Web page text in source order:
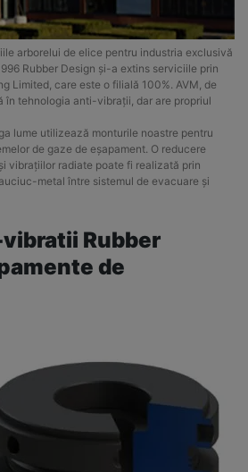
arborelui de elice pentru industria exclusivă
Rubber Design și-a extins serviciile prin
Limited, care este o filială 100%. AVM, de
în tehnologia anti-vibrații, dar are propriul
lume utilizează monturile noastre pentru
de gaze de eșapament. O reducere
vibrațiilor radiate poate fi realizată prin
metal între sistemul de evacuare și
Rubber
de